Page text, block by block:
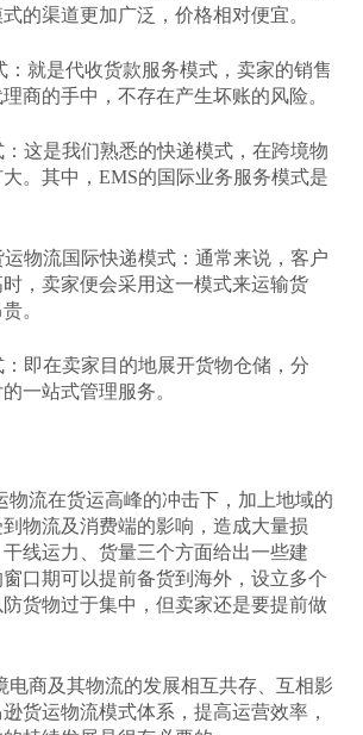
的渠道更加广泛，价格相对便宜。
：就是代收货款服务模式，卖家的销售
商的手中，不存在产生坏账的风险。
这是我们熟悉的快递模式，在跨境物
。其中，EMS的国际业务服务模式是
物流国际快递模式：通常来说，客户
，卖家便会采用这一模式来运输货
。
：即在卖家目的地展开货物仓储，分
一站式管理服务。
物流在货运高峰的冲击下，加上地域的
物流及消费端的影响，造成大量损
线运力、货量三个方面给出一些建
口期可以提前备货到海外，设立多个
货物过于集中，但卖家还是要提前做
电商及其物流的发展相互共存、互相影
货运物流模式体系，提高运营效率，